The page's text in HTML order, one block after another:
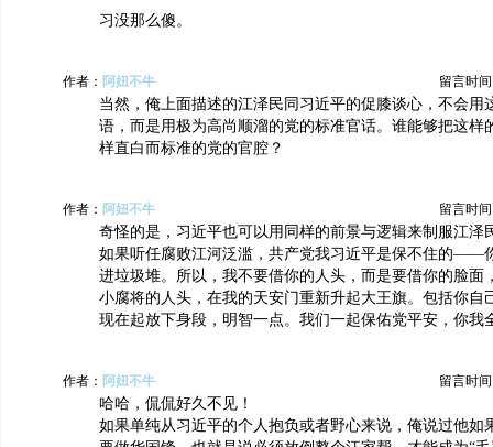
习没那么傻。
作者： 阿妞不牛 留言时间
当然，俺上面描述的江泽民同习近平的促膝谈心，不会用
语，而是用极为高尚顺溜的党的标准官话。谁能够把这样
样直白而标准的党的官腔？
作者： 阿妞不牛 留言时间
奇怪的是，习近平也可以用同样的前景与逻辑来制服江泽
如果听任腐败江河泛滥，共产党我习近平是保不住的——
进垃圾堆。所以，我不要借你的人头，而是要借你的脸面
小腐将的人头，在我的天安门重新升起大王旗。包括你自
现在起放下身段，明智一点。我们一起保佑党平安，你我
作者： 阿妞不牛 留言时间
哈哈，侃侃好久不见！
如果单纯从习近平的个人抱负或者野心来说，俺说过他如